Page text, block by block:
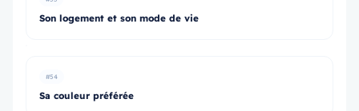
Son logement et son mode de vie
#54
Sa couleur préférée